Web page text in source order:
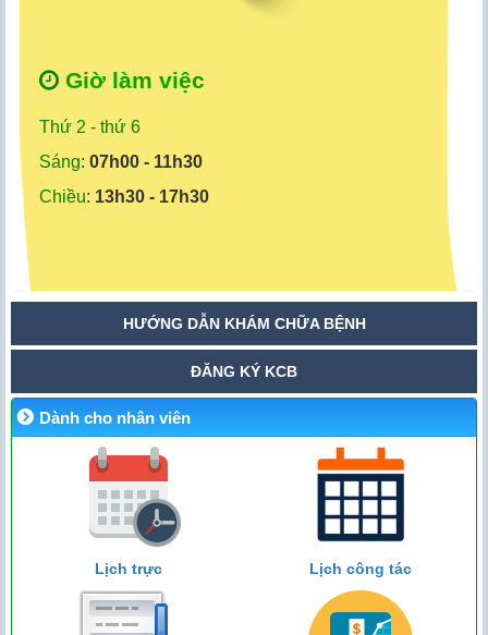
Giờ làm việc
Thứ 2 - thứ 6
Sáng: 07h00 - 11h30
Chiều: 13h30 - 17h30
HƯỚNG DẪN KHÁM CHỮA BỆNH
ĐĂNG KÝ KCB
Dành cho nhân viên
Lịch trực Lịch công tác